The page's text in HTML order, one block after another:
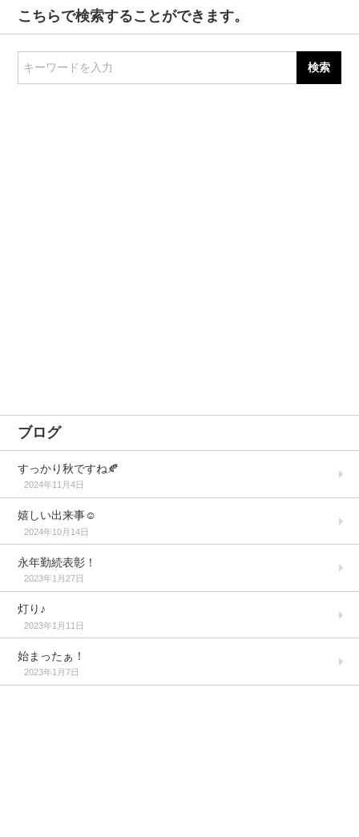
こちらで検索することができます。
キーワードを入力
ブログ
すっかり秋ですね🍂
2024年11月4日
嬉しい出来事☺️
2024年10月14日
永年勤続表彰！
2023年1月27日
灯り♪
2023年1月11日
始まったぁ！
2023年1月7日